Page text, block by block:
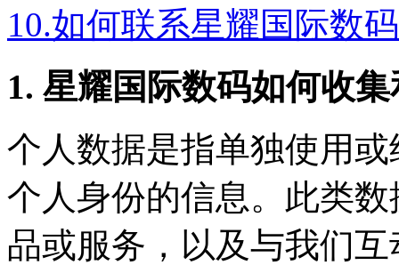
10.如何联系星耀国际数码
1. 星耀国际数码如何收
个人数据是指单独使用
个人身份的信息。此类数
品或服务，以及与我们